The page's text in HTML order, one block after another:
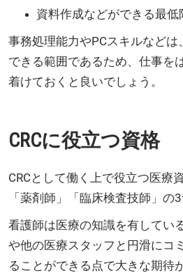
資料作成などができる最低
事務処理能力やPCスキルなど
できる範囲であるため、仕事を
着けておくと良いでしょう。
CRCに役立つ資格
CRCとして働く上で役立つ医療
「薬剤師」「臨床検査技師」の
看護師は医療の知識を有してい
や他の医療スタッフと円滑にコ
ることができる点で大きな期待